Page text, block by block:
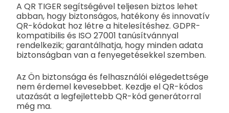
A QR TIGER segítségével teljesen biztos lehet
abban, hogy biztonságos, hatékony és innovatív
QR-kódokat hoz létre a hitelesítéshez. GDPR-
kompatibilis és ISO 27001 tanúsítvánnyal
rendelkezik; garantálhatja, hogy minden adata
biztonságban van a fenyegetésekkel szemben.
Az Ön biztonsága és felhasználói elégedettsége
nem érdemel kevesebbet. Kezdje el QR-kódos
utazását a legfejlettebb QR-kód generátorral
még ma.